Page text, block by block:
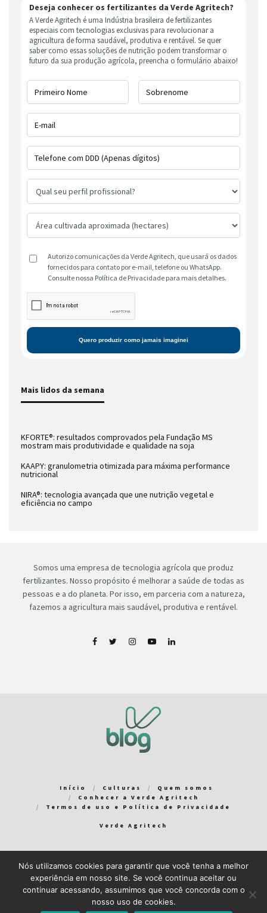
Deseja conhecer os fertilizantes da Verde Agritech?
A Verde Agritech é uma Indústria brasileira de fertilizantes
especiais com tecnologias exclusivas para revolucionar a
agricultura de forma saudável, produtiva e rentável. Se quer
saber como essas soluções de nutrição podem transformar o
futuro da sua produção agrícola, preencha o formulário abaixo!
Autorizo comunicações da Verde Agritech, que usará os dados
fornecidos para contato por e-mail, telefone ou WhatsApp.
Consulte nossa Política de Privacidade para mais detalhes.
Mais lidos da semana
KFORTE®: resultados comprovados pela Fundação MS
mostram mais produtividade e qualidade na soja
KAAPY: granulometria otimizada para máxima performance
nutricional
NIRA®: tecnologia avançada que une nutrição vegetal e
eficiência no campo
Somos uma empresa de tecnologia agrícola que produz
fertilizantes. Nosso propósito é melhorar a saúde de todas as
pessoas e a do planeta. Por isso, em parceria com a natureza,
fazemos a agricultura mais saudável, produtiva e rentável.
Início Culturas
Quem somos
Conhecer a Verde Agritech
Termos de uso e Política de Privacidade
Verde Agritech
Bem-vindo ao Verde Blog! Para que a sua experiência em nosso
blog seja a melhor possível, utilizamos cookies. Você pode
aceitar ou gerenciar seus cookiesaqui.
Nós utilizamos cookies para garantir que você tenha a melhor
experiência em nosso site. Se você continua aceitar ou
continuar acessando, assumimos que você concorda com o
nosso uso de cookies.